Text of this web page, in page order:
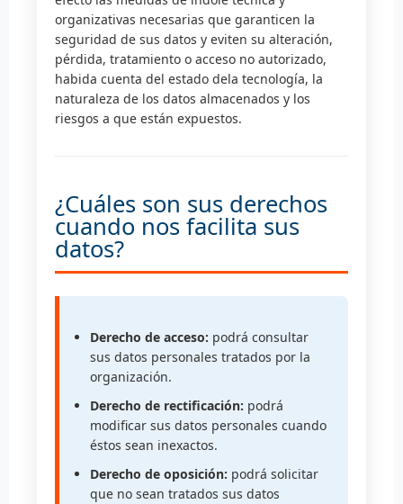
organizativas necesarias que garanticen la
seguridad de sus datos y eviten su alteración,
pérdida, tratamiento o acceso no autorizado,
habida cuenta del estado dela tecnología, la
naturaleza de los datos almacenados y los
riesgos a que están expuestos.
¿Cuáles son sus derechos
cuando nos facilita sus
datos?
Derecho de acceso: podrá consultar
sus datos personales tratados por la
organización.
Derecho de rectificación: podrá
modificar sus datos personales cuando
éstos sean inexactos.
Derecho de oposición: podrá solicitar
que no sean tratados sus datos